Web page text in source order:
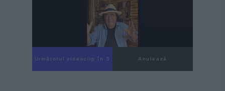
Următorul videoclip în 4 Anulează